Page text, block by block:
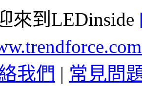
來到LEDinside
我們 | 常見問